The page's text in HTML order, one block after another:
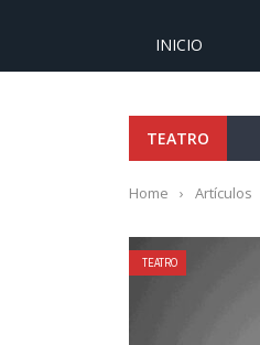
INICIO
TEATRO
Home › Artículos
TEATRO